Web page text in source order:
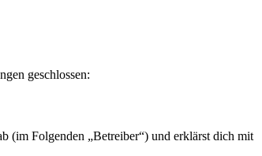
geschlossen:
(im Folgenden „Betreiber“) und erklärst dich mit